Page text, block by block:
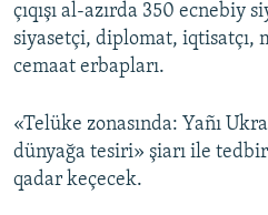
çıqışı al-azırda 350 ecnebiy
siyasetçi, diplomat, iqtisatçı,
cemaat erbapları.
«Telüke zonasında: Yañı
dünyağa tesiri» şiarı ile
qadar keçecek.